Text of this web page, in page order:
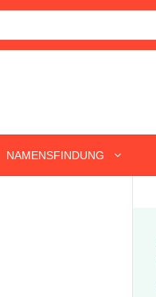
NAMENSFINDUNG